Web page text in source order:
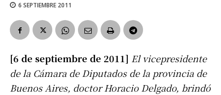
6 SEPTIEMBRE 2011
[6 de septiembre de 2011] El vicepresidente
de la Cámara de Diputados de la provincia de
Buenos Aires, doctor Horacio Delgado, brindó